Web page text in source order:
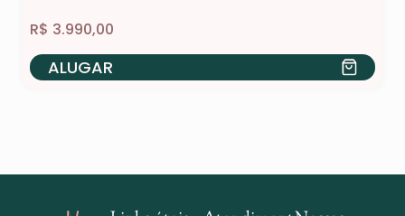
R$ 3.990,00
ALUGAR